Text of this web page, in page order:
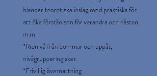
blandar teoretiska inslag med praktiska för
att öka förståelsen för varandra och hästen
m.m.
*Ridnivå från bommar och uppåt,
nivågruppering sker.
*Frivillig övernattning